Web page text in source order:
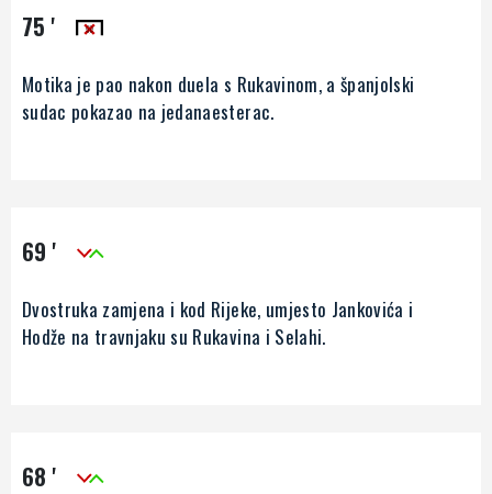
75 '
Motika je pao nakon duela s Rukavinom, a španjolski
sudac pokazao na jedanaesterac.
69 '
Dvostruka zamjena i kod Rijeke, umjesto Jankovića i
Hodže na travnjaku su Rukavina i Selahi.
68 '